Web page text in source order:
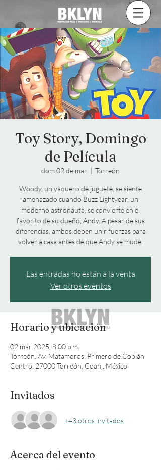
Toy Story, Domingo
de Película
dom 02 de mar
  |
Torreón
Woody, un vaquero de juguete, se siente
amenazado cuando Buzz Lightyear, un
moderno astronauta, se convierte en el
favorito de su dueño, Andy. A pesar de sus
diferencias, ambos deben unir fuerzas para
volver a casa antes de que Andy se mude.
Las entradas no están a la venta
Ver otros eventos
Horario y ubicación
02 mar 2025, 8:00 p.m.
Torreón, Av. Matamoros, Primero de Cobián
Centro, 27000 Torreón, Coah., México
Invitados
+43 otros invitados
Acerca del evento